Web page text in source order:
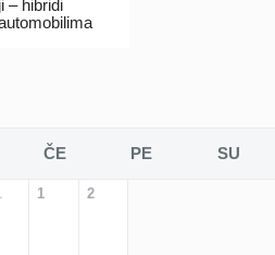
– hibridi
ČE PE SU
1 2